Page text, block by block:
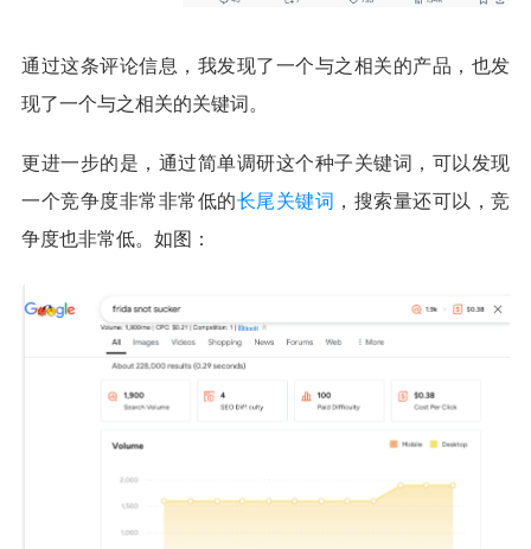
通过这条评论信息，我发现了一个与之相关的产品，也发
现了一个与之相关的关键词。
更进一步的是，通过简单调研这个种子关键词，可以发现
一个竞争度非常非常低的长尾关键词 ，搜索量还可以，竞
争度也非常低。如图：